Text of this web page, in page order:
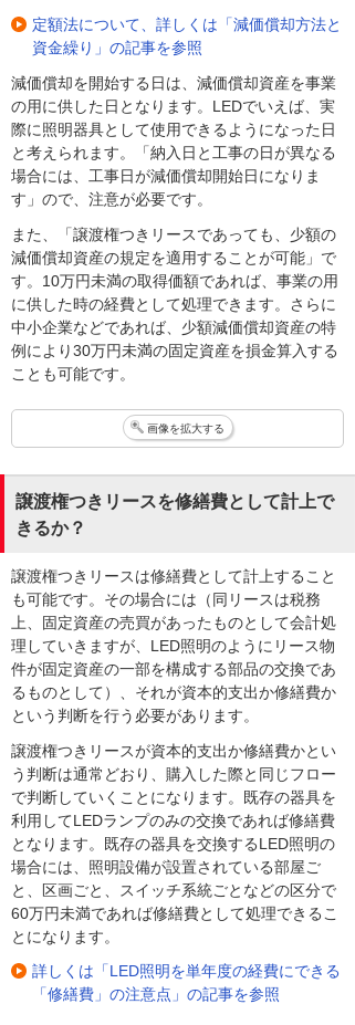
定額法について、詳しくは「減価償却方法と
資金繰り」の記事を参照
減価償却を開始する日は、減価償却資産を事業
の用に供した日となります。LEDでいえば、実
際に照明器具として使用できるようになった日
と考えられます。「納入日と工事の日が異なる
場合には、工事日が減価償却開始日になりま
す」ので、注意が必要です。
また、「譲渡権つきリースであっても、少額の
減価償却資産の規定を適用することが可能」で
す。10万円未満の取得価額であれば、事業の用
に供した時の経費として処理できます。さらに
中小企業などであれば、少額減価償却資産の特
例により30万円未満の固定資産を損金算入する
ことも可能です。
画像を拡大する
譲渡権つきリースを修繕費として計上で
きるか？
譲渡権つきリースは修繕費として計上すること
も可能です。その場合には（同リースは税務
上、固定資産の売買があったものとして会計処
理していきますが、LED照明のようにリース物
件が固定資産の一部を構成する部品の交換であ
るものとして）、それが資本的支出か修繕費か
という判断を行う必要があります。
譲渡権つきリースが資本的支出か修繕費かとい
う判断は通常どおり、購入した際と同じフロー
で判断していくことになります。既存の器具を
利用してLEDランプのみの交換であれば修繕費
となります。既存の器具を交換するLED照明の
場合には、照明設備が設置されている部屋ご
と、区画ごと、スイッチ系統ごとなどの区分で
60万円未満であれば修繕費として処理できるこ
とになります。
詳しくは「LED照明を単年度の経費にできる
「修繕費」の注意点」の記事を参照